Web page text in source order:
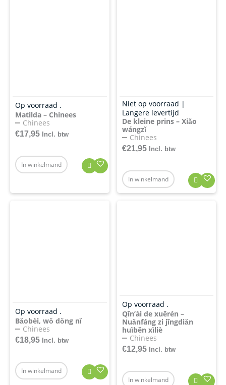
Op voorraad .
Matilda – Chinees
Chinees
€17,95 Incl. btw
In winkelmand
Niet op voorraad |
Langere levertijd
De kleine prins – Xiǎo
wángzǐ
Chinees
€21,95 Incl. btw
In winkelmand
Op voorraad .
Bǎobèi, wǒ dǒng nǐ
Chinees
€18,95 Incl. btw
In winkelmand
Op voorraad .
Qīn’ài de xuěrén –
Nuǎnfáng zi jīngdiǎn
huìběn xìliè
Chinees
€12,95 Incl. btw
In winkelmand